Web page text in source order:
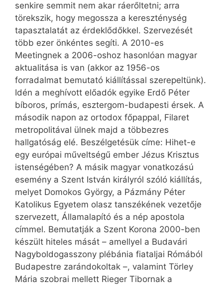
senkire semmit nem akar ráerőltetni; arra
törekszik, hogy megossza a kereszténység
tapasztalatát az érdeklődőkkel. Szervezését
több ezer önkéntes segíti. A 2010-es
Meetingnek a 2006-oshoz hasonlóan magyar
aktualitása is van (akkor az 1956-os
forradalmat bemutató kiállítással szerepeltünk).
Idén a meghívott előadók egyike Erdő Péter
bíboros, prímás, esztergom-budapesti érsek. A
második napon az ortodox főpappal, Filaret
metropolitával ülnek majd a többezres
hallgatóság elé. Beszélgetésük címe: Hihet-e
egy európai műveltségű ember Jézus Krisztus
istenségében? A másik magyar vonatkozású
esemény a Szent István királyról szóló kiállítás,
melyet Domokos György, a Pázmány Péter
Katolikus Egyetem olasz tanszékének vezetője
szervezett, Államalapító és a nép apostola
címmel. Bemutatják a Szent Korona 2000-ben
készült hiteles mását – amellyel a Budavári
Nagyboldogasszony plébánia fiataljai Rómából
Budapestre zarándokoltak –, valamint Törley
Mária szobrai mellett Rieger Tibornak a